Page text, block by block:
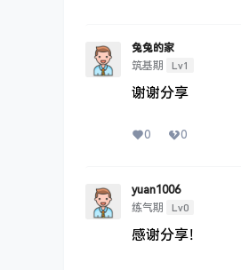
兔兔的家
筑基期
Lv1
谢谢分享
0 0
yuan1006
练气期
Lv0
感谢分享！